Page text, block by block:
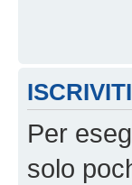
ISCRIVITI
Per
solo